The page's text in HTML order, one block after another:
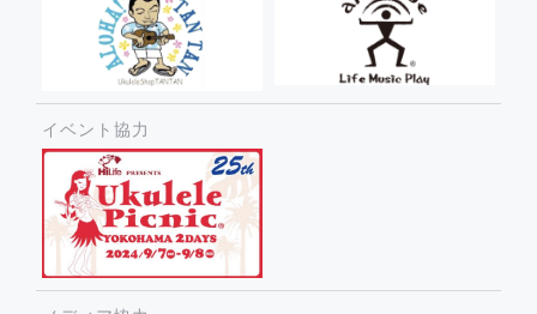
イベント協力